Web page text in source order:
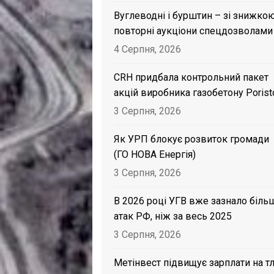
Вуглеводні і бурштин – зі
повторні аукціони спецдозволами
4 Серпня, 2026
CRH придбала контрольний пакет
акцій виробника газобетону
3 Серпня, 2026
Як УРП блокує розвиток громади
(ГО НОВА Енергія)
3 Серпня, 2026
В 2026 році УГВ вже зазнало
атак РФ, ніж за весь 2025
3 Серпня, 2026
Метінвест підвищує зарплати на